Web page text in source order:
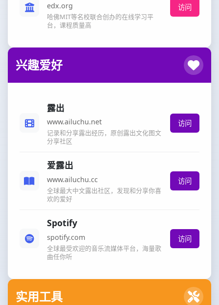
edx.org
哈佛MIT等名校联合创办的在线学习平
台，课程质量高
访问
兴趣爱好
露出
www.ailuchu.net
记录和分享露出经历，原创露出文化图文
分享社区
访问
爱露出
www.ailuchu.cc
全球最大中文露出社区，发现和分享你喜
欢的爱好
访问
Spotify
spotify.com
全球最受欢迎的音乐流媒体平台，海量歌
曲任你听
访问
实用工具